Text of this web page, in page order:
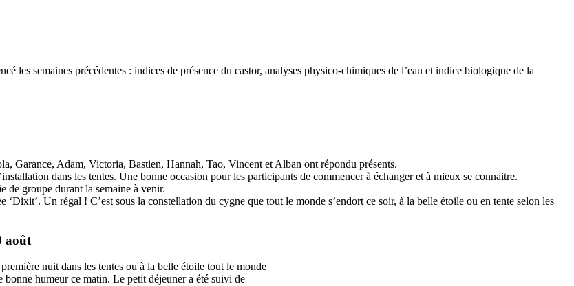
les semaines précédentes : indices de présence du castor, analyses physico-chimiques de l’eau et indice biologique de la
Garance, Adam, Victoria, Bastien, Hannah, Tao, Vincent et Alban ont répondu présents.
dans les tentes. Une bonne occasion pour les participants de commencer à échanger et à mieux se connaitre.
de groupe durant la semaine à venir.
Un régal ! C’est sous la constellation du cygne que tout le monde s’endort ce soir, à la belle étoile ou en tente selon les
août
nuit dans les tentes ou à la belle étoile tout le monde
bonne humeur ce matin. Le petit déjeuner a été suivi de